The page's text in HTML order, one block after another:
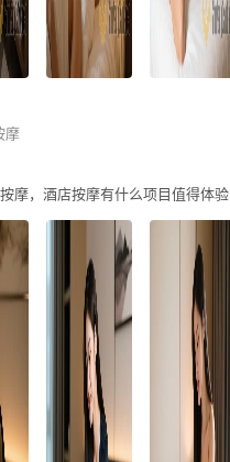
摩
摩，酒店按摩有什么项目值得体验